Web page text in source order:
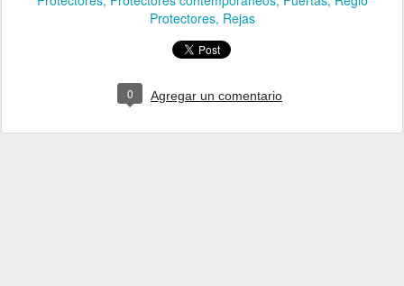
Protectores Rejas
0 Agregar un comentario